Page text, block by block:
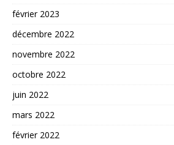
février 2023
décembre 2022
novembre 2022
octobre 2022
juin 2022
mars 2022
février 2022